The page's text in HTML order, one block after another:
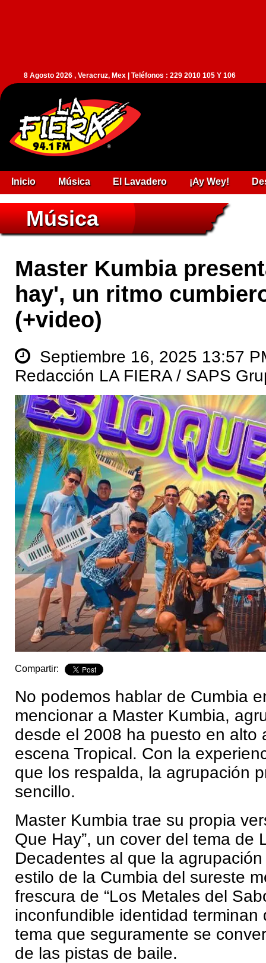
8 Agosto 2026 , Veracruz, Mex | Teléfonos : 229 2010 105 Y 106
Inicio Música El Lavadero ¡Ay Wey!
Música
Master Kumbia
hay', un ritmo
(+video)
Septiembre 16, 2025 13:57
Redacción LA FIERA / SAPS
Compartir:
No podemos hablar de Cumbia
mencionar a Master Kumbia,
desde el 2008 ha puesto en alto
escena Tropical. Con la
que los respalda, la agrupación
sencillo.
Master Kumbia trae su propia
Que Hay”, un cover del tema de
Decadentes al que la
estilo de la Cumbia del sureste
frescura de “Los Metales del
inconfundible identidad terminan
tema que seguramente se
de las pistas de baile.